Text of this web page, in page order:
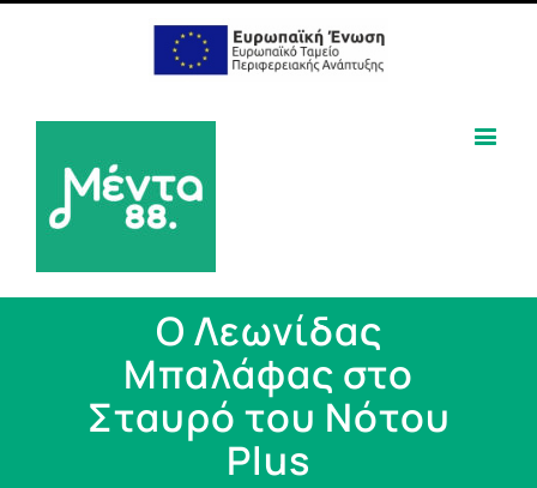
Ο Λεωνίδας
Μπαλάφας στο
Σταυρό του Νότου
Plus